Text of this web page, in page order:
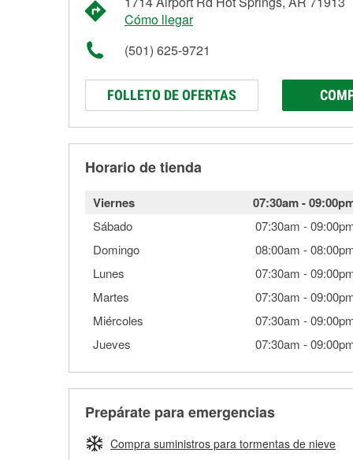
Cómo llegar
(501) 625-9721
FOLLETO DE OFERTAS
Horario de tienda
Viernes 07:30am-
Sábado 07:30am -
Domingo
08:00am -
Lunes
07:30am -
Martes
07:30am -
Miércoles
07:30am -
Jueves
07:30am -
Prepárate para emergencias
Compra suministros para tormentas de nieve